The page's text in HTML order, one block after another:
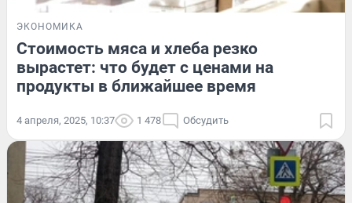
ЭКОНОМИКА
Стоимость мяса и хлеба резко
вырастет: что будет с ценами на
продукты в ближайшее время
4 апреля, 2025, 10:37 1 478 Обсудить